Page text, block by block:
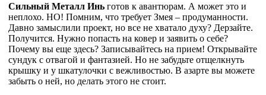
Сильный Металл Инь готов к авантюрам. А может это и
неплохо. НО! Помним, что требует Змея – продуманности.
Давно замыслили проект, но все не хватало духу? Дерзайте.
Получится. Нужно попасть на ковер и заявить о себе?
Почему вы еще здесь? Записывайтесь на прием! Открывайте
сундук с отвагой и фантазией. Но не забудьте отщелкнуть
крышку и у шкатулочки с вежливостью. В азарте вы можете
забыть о ней, но делать этого не стоит.